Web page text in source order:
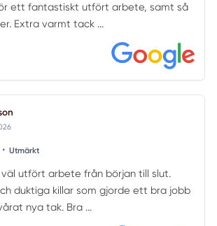
ett fantastiskt utfört arbete, samt så
Extra varmt tack ...
• Utmärkt
utfört arbete från början till slut.
duktiga killar som gjorde ett bra jobb
nya tak. Bra ...